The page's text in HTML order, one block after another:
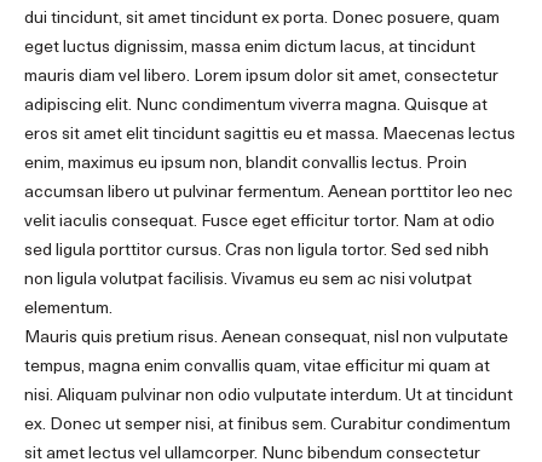
dui tincidunt, sit amet tincidunt ex porta. Donec posuere, quam
eget luctus dignissim, massa enim dictum lacus, at tincidunt
mauris diam vel libero. Lorem ipsum dolor sit amet, consectetur
adipiscing elit. Nunc condimentum viverra magna. Quisque at
eros sit amet elit tincidunt sagittis eu et massa. Maecenas lectus
enim, maximus eu ipsum non, blandit convallis lectus. Proin
accumsan libero ut pulvinar fermentum. Aenean porttitor leo nec
velit iaculis consequat. Fusce eget efficitur tortor. Nam at odio
sed ligula porttitor cursus. Cras non ligula tortor. Sed sed nibh
non ligula volutpat facilisis. Vivamus eu sem ac nisi volutpat
elementum.
Mauris quis pretium risus. Aenean consequat, nisl non vulputate
tempus, magna enim convallis quam, vitae efficitur mi quam at
nisi. Aliquam pulvinar non odio vulputate interdum. Ut at tincidunt
ex. Donec ut semper nisi, at finibus sem. Curabitur condimentum
sit amet lectus vel ullamcorper. Nunc bibendum consectetur